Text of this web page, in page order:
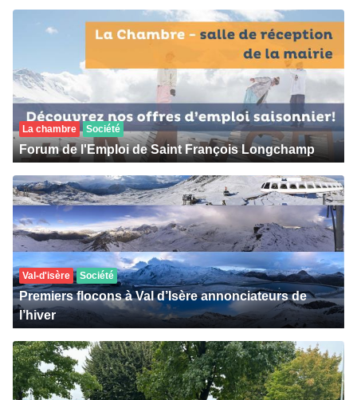
La chambre Société
Forum de l'Emploi de Saint François Longchamp
Val-d'isère Société
Premiers flocons à Val d’Isère annonciateurs de
l’hiver